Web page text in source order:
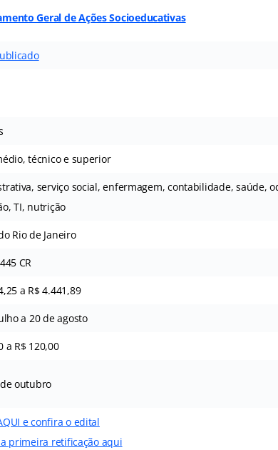
Geral de Ações Socioeducativas
técnico e superior
serviço social, enfermagem, contabilidade, saúde,
TI, nutrição
Rio de Janeiro
CR
a R$ 4.441,89
a 20 de agosto
a R$ 120,00
outubro
e confira o edital
primeira retificação aqui